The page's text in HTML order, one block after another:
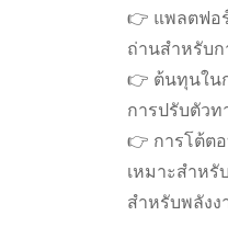
👉 แพลตฟอ
ถ่านสำหรับก
👉 ต้นทุนใน
การปรับตัว
👉 การโต้ตอ
เหมาะสำหรั
สำหรับพลัง